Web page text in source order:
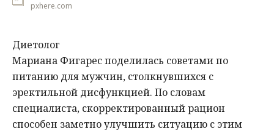
pxhere.com
Диетолог
Мариана Фигарес поделилась советами по
питанию для мужчин, столкнувшихся с
эректильной дисфункцией. По словам
специалиста, скорректированный рацион
способен заметно улучшить ситуацию с этим